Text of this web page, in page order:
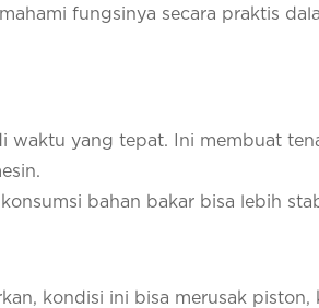
fungsinya secara praktis
waktu yang tepat. Ini membuat
bahan bakar bisa lebih
kondisi ini bisa merusak piston,